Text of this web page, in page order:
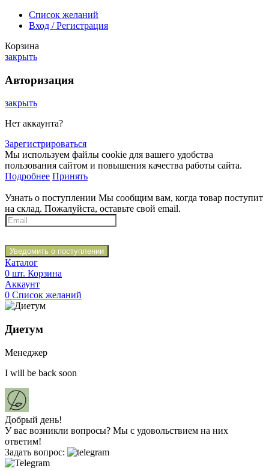
Список желаний
Вход / Регистрация
Корзина
закрыть
Авторизация
закрыть
Нет аккаунта?
Зарегистрироваться
Мы используем файлы cookie для вашего удобства
пользования сайтом и повышения качества работы сайта.
Подробнее Принять
Узнать о поступлении Мы сообщим вам, когда товар поступит
на склад. Пожалуйста, оставьте свой email.
Уведомить о поступлении
Каталог
0 шт. Корзина
Аккаунт
0 Список желаний
Диетум
Менеджер
I will be back soon
Добрый день!
У вас возникли вопросы? Мы с удовольствием на них
ответим!
Задать вопрос: